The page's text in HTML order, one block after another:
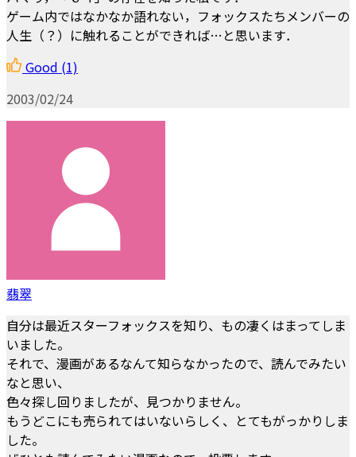
ゲーム内ではなかなか語れない，フォックスたちメンバーの
人生（？）に触れることができれば…と思います．
Good (1)
2003/02/24
翡翠
自分は最近スターフォックスを知り、もの凄くはまってしま
いました。
それで、漫画があるなんて知らなかったので、読んでみたい
なと思い、
色々探し回りましたが、見つかりません。
もうどこにも売られてはいないらしく、とてもがっかりしま
した。